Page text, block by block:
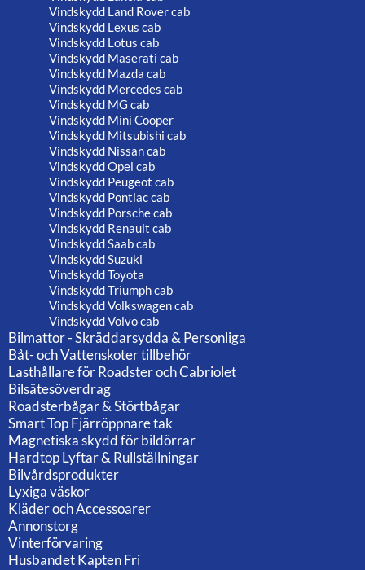
Vindskydd Land Rover cab
Vindskydd Lexus cab
Vindskydd Lotus cab
Vindskydd Maserati cab
Vindskydd Mazda cab
Vindskydd Mercedes cab
Vindskydd MG cab
Vindskydd Mini Cooper
Vindskydd Mitsubishi cab
Vindskydd Nissan cab
Vindskydd Opel cab
Vindskydd Peugeot cab
Vindskydd Pontiac cab
Vindskydd Porsche cab
Vindskydd Renault cab
Vindskydd Saab cab
Vindskydd Suzuki
Vindskydd Toyota
Vindskydd Triumph cab
Vindskydd Volkswagen cab
Vindskydd Volvo cab
Bilmattor - Skräddarsydda & Personliga
Båt- och Vattenskoter tillbehör
Lasthållare för Roadster och Cabriolet
Bilsätesöverdrag
Roadsterbågar & Störtbågar
Smart Top Fjärröppnare tak
Magnetiska skydd för bildörrar
Hardtop Lyftar & Rullställningar
Bilvårdsprodukter
Lyxiga väskor
Kläder och Accessoarer
Annonstorg
Vinterförvaring
Husbandet Kapten Fri